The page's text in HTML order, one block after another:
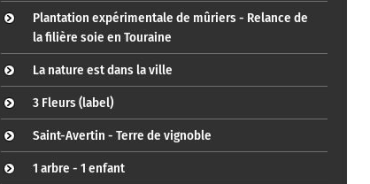
Plantation expérimentale de mûriers - Relance de
la filière soie en Touraine
La nature est dans la ville
3 Fleurs (label)
Saint-Avertin - Terre de vignoble
1 arbre - 1 enfant